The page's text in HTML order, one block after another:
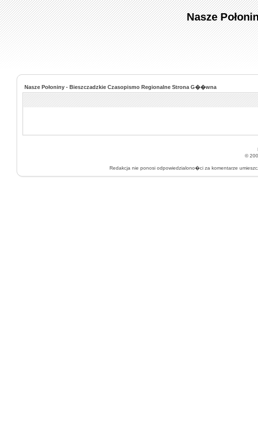
Nasze
Nasze Połoniny - Bieszczadzkie Czasopismo Regionalne Strona G��wna
©
Redakcja nie ponosi odpowiedzialono�ci za komentarze